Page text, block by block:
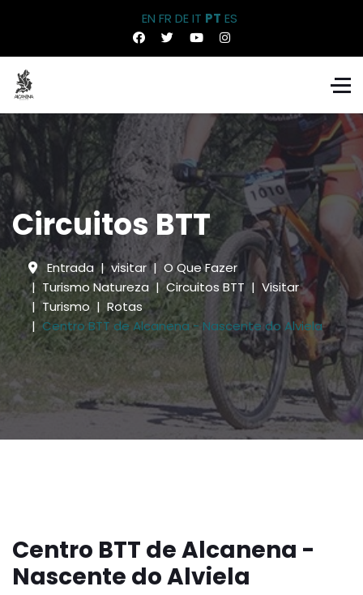
EN FR DEIT PT ES
Circuitos BTT
Entrada visitar
O Que Fazer
Turismo Natureza
Circuitos BTT
Visitar
Turismo
Rotas
Centro BTT de Alcanena - Nascente do Alviela
Centro BTT de Alcanena -
Nascente do Alviela